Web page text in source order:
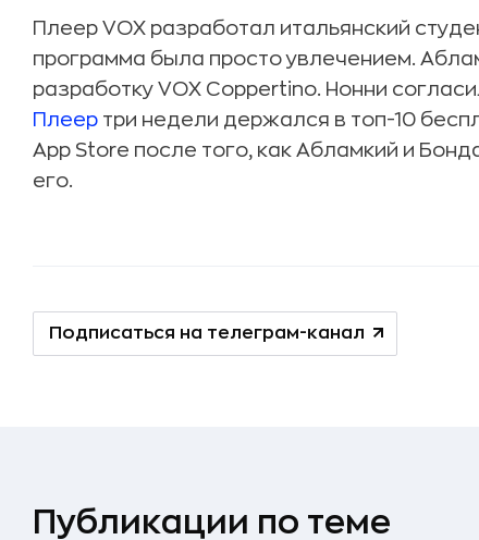
Плеер VOX разработал итальянский
программа была просто увлечением.
разработку VOX Coppertino. Нонни
Плеер три недели держался в топ-10
App Store после того, как Абламкий и
его.
Подписаться на телеграм-канал
Публикации по теме